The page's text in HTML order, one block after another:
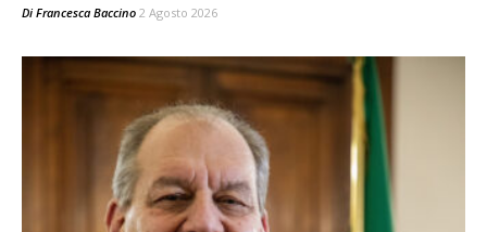
Di Francesca Baccino 2 Agosto 2026